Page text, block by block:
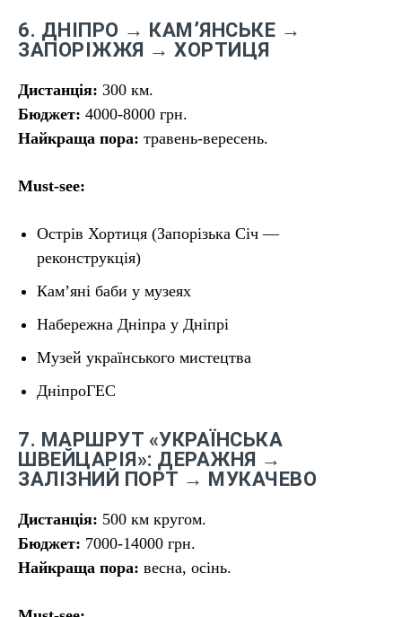
6. ДНІПРО → КАМ’ЯНСЬКЕ →
ЗАПОРІЖЖЯ → ХОРТИЦЯ
Дистанція: 300 км.
Бюджет: 4000-8000 грн.
Найкраща пора: травень-вересень.
Must-see:
Острів Хортиця (Запорізька Січ —
реконструкція)
Кам’яні баби у музеях
Набережна Дніпра у Дніпрі
Музей українського мистецтва
ДніпроГЕС
7. МАРШРУТ «УКРАЇНСЬКА
ШВЕЙЦАРІЯ»: ДЕРАЖНЯ →
ЗАЛІЗНИЙ ПОРТ → МУКАЧЕВО
Дистанція: 500 км кругом.
Бюджет: 7000-14000 грн.
Найкраща пора: весна, осінь.